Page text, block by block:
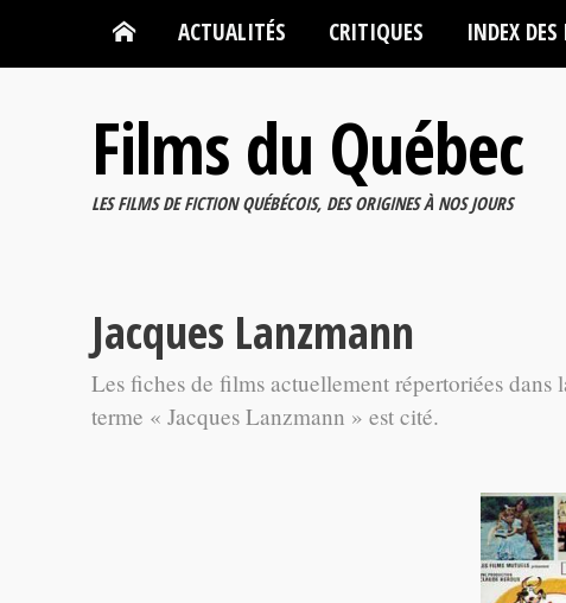
ACTUALITÉS CRITIQUES INDEX
Films du Québec
LES FILMS DE FICTION QUÉBÉCOIS, DES ORIGINES À NOS JOURS
Jacques Lanzmann
Les fiches de films actuellement répertoriées dans
terme « Jacques Lanzmann » est cité.
J'ai mon